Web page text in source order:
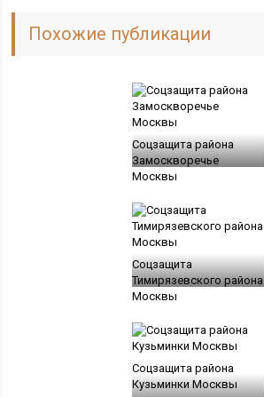
Похожие публикации
Соцзащита района
Замоскворечье
Москвы
Соцзащита
Тимирязевского района
Москвы
Соцзащита района
Кузьминки Москвы